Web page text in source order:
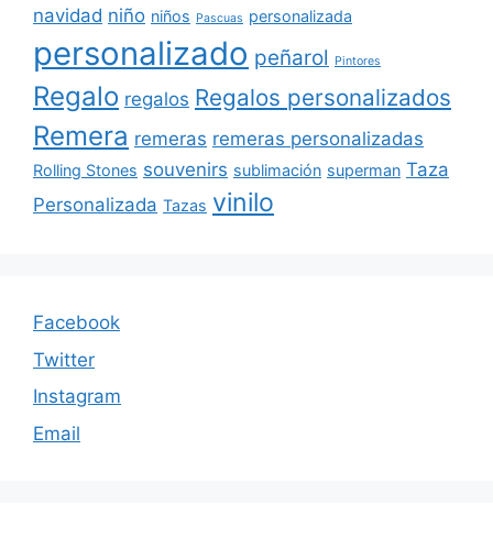
navidad niño niños Pascuas personalizada
personalizado peñarol Pintores
Regalo regalos Regalos personalizados
Remera remeras remeras personalizadas
Rolling Stones souvenirs sublimación superman Taza
Personalizada Tazas vinilo
Facebook
Twitter
Instagram
Email